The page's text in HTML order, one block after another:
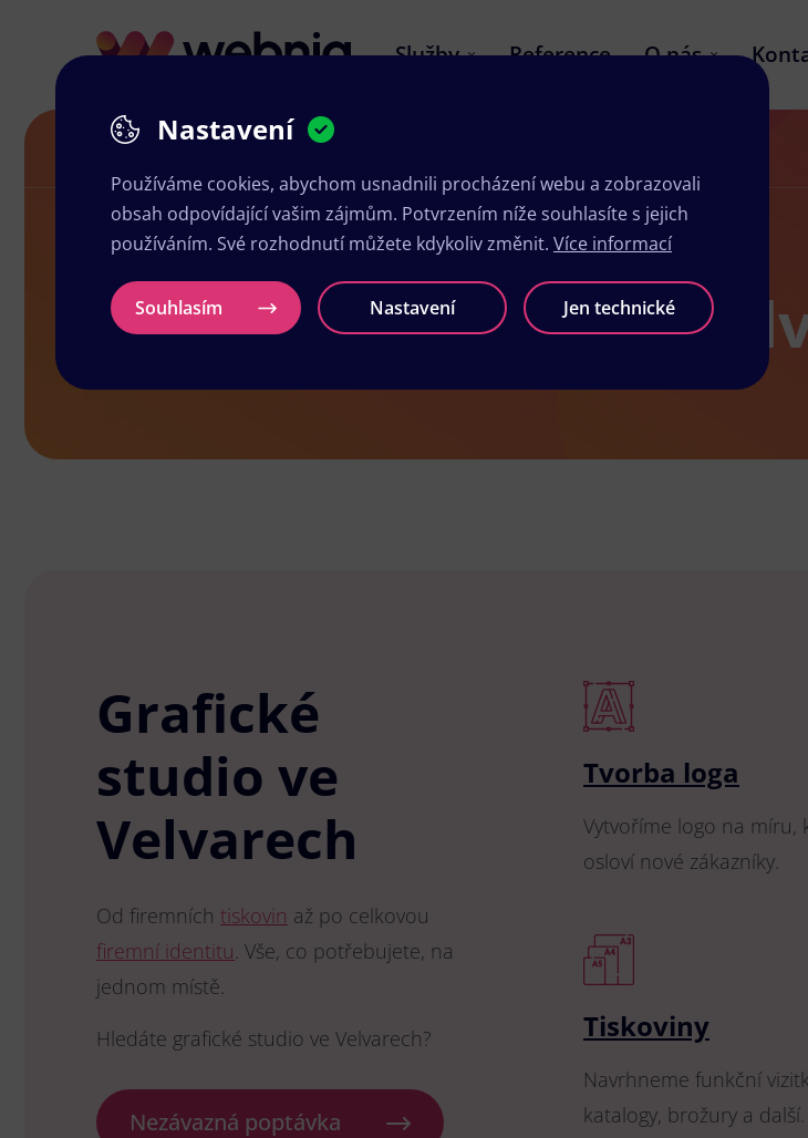
Služby Reference O nás
Grafické studio ve Velvarech
Grafické studio ve
Grafické
studio ve
Velvarech
Od firemních tiskovin až po celkovou
firemní identitu. Vše, co potřebujete, na
jednom místě.
Hledáte grafické studio ve Velvarech?
Nezávazná poptávka
Tvorba loga
Vytvoříme logo na míru,
osloví nové zákazníky.
Tiskoviny
Navrhneme funkční
katalogy, brožury a
Nastavení
Používáme cookies, abychom usnadnili procházení webu a zobrazovali
obsah odpovídající vašim zájmům. Potvrzením níže souhlasíte s jejich
používáním. Své rozhodnutí můžete kdykoliv změnit. Více informací
Souhlasím Nastavení Jen technické